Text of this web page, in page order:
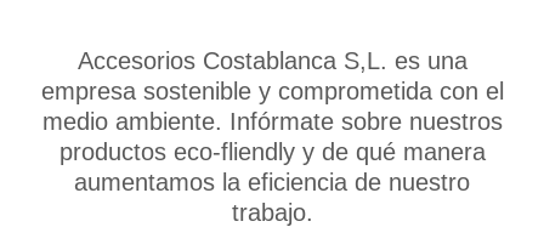
Accesorios Costablanca S,L. es una
empresa sostenible y comprometida con el
medio ambiente. Infórmate sobre nuestros
productos eco-fliendly y de qué manera
aumentamos la eficiencia de nuestro
trabajo.